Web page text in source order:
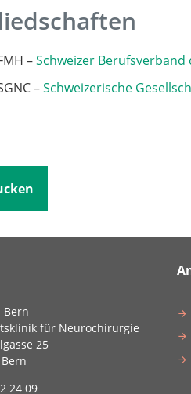
–Schweizer Berufsverband
–Schweizerische
Bern
für Neurochirurgie
25
Bern
24 09